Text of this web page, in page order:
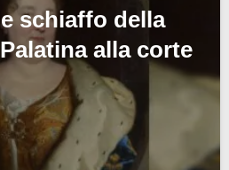
schiaffo della
alla corte